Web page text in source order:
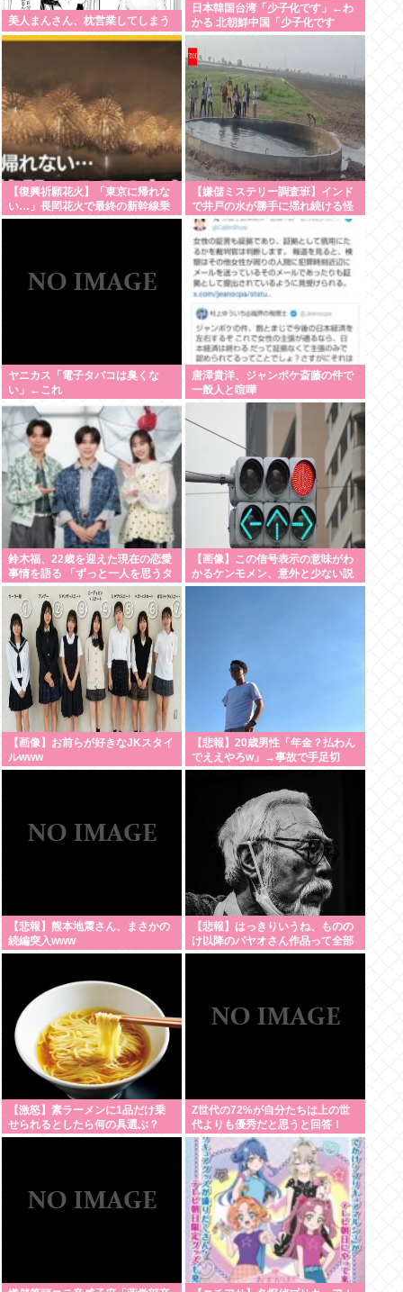
美人まんさん、枕営業してしまう
日本韓国台湾「少子化です」←わ
かる 北朝鮮中国「少子化です
【復興祈願花火】「東京に帰れな
い…」長岡花火で最終の新幹線乗
れず124人が付近施設で一夜明か
【嫌儲ミステリー調査班】インド
で井戸の水が勝手に揺れ続ける怪
現象発生。しかも5日経っても止
まらない
ヤニカス「電子タバコは臭くな
い」←これ
唐澤貴洋、ジャンポケ斎藤の件で
一般人と喧嘩
鈴木福、22歳を迎えた現在の恋愛
事情を語る 「ずっと一人を思うタ
イプ」
【画像】この信号表示の意味がわ
かるケンモメン、意外と少ない説
【画像】お前らが好きなJKスタイ
ルwww
【悲報】20歳男性「年金？払わん
でええやろw」→事故で手足切
断、障害年金一生貰えないと知り
【悲報】熊本地震さん、まさかの
続編突入www
【悲報】はっきりいうね、ものの
け以降のパヤオさん作品って全部
「つまらな
【激怒】素ラーメンに1品だけ乗
せられるとしたら何の具選ぶ？
www
Z世代の72%が自分たちは上の世
代よりも優秀だと思うと回答！